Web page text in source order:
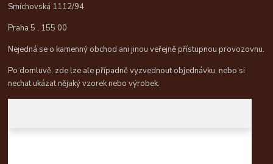
Smíchovská 1112/94
Praha 5 , 155 00
Nejedná se o kamenný obchod ani jinou veřejně přístupnou provozovnu.
Po domluvě, zde lze ale případně vyzvednout objednávku, nebo si
nechat ukázat nějaký vzorek nebo výrobek.